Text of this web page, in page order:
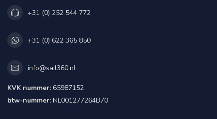
+31 (0) 252 544 772
+31 (0) 622 365 850
info@sail360.nl
KVK nummer: 65987152
btw-nummer: NL001277264B70